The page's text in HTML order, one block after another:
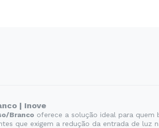
| Inove
Branco oferece a solução ideal para
que exigem a redução da entrada de luz